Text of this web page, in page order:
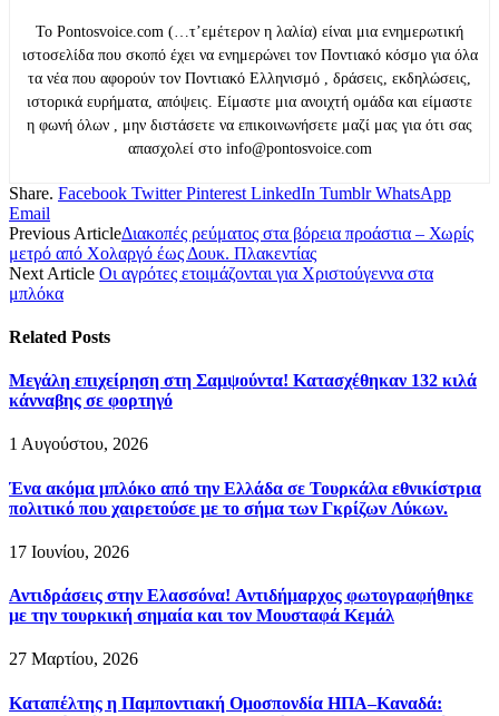
Το Pontosvoice.com (…τ’εμέτερον η λαλία) είναι μια ενημερωτική
ιστοσελίδα που σκοπό έχει να ενημερώνει τον Ποντιακό κόσμο για όλα
τα νέα που αφορούν τον Ποντιακό Ελληνισμό , δράσεις, εκδηλώσεις,
ιστορικά ευρήματα, απόψεις. Είμαστε μια ανοιχτή ομάδα και είμαστε
η φωνή όλων , μην διστάσετε να επικοινωνήσετε μαζί μας για ότι σας
απασχολεί στο info@pontosvoice.com
Share. Facebook Twitter Pinterest LinkedIn Tumblr WhatsApp
Email
Previous ArticleΔιακοπές ρεύματος στα βόρεια προάστια – Χωρίς
μετρό από Χολαργό έως Δουκ. Πλακεντίας
Next Article Οι αγρότες ετοιμάζονται για Χριστούγεννα στα
μπλόκα
Related Posts
Μεγάλη επιχείρηση στη Σαμψούντα! Κατασχέθηκαν 132 κιλά
κάνναβης σε φορτηγό
1 Αυγούστου, 2026
Ένα ακόμα μπλόκο από την Ελλάδα σε Τουρκάλα εθνικίστρια
πολιτικό που χαιρετούσε με το σήμα των Γκρίζων Λύκων.
17 Ιουνίου, 2026
Αντιδράσεις στην Ελασσόνα! Αντιδήμαρχος φωτογραφήθηκε
με την τουρκική σημαία και τον Μουσταφά Κεμάλ
27 Μαρτίου, 2026
Καταπέλτης η Παμποντιακή Ομοσπονδία ΗΠΑ–Καναδά: